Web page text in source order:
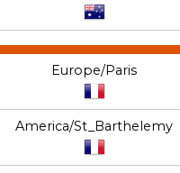
Europe/Paris
America/St_Barthelemy